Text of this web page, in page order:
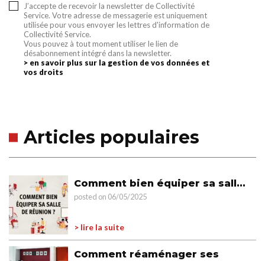
J’accepte de recevoir la newsletter de Collectivité
Service. Votre adresse de messagerie est uniquement
utilisée pour vous envoyer les lettres d'information de
Collectivité Service.
Vous pouvez à tout moment utiliser le lien de
désabonnement intégré dans la newsletter.
> en savoir plus sur la gestion de vos données et
vos droits
Articles populaires
Comment bien équiper sa sall...
posted on 06/05/2025
> lire la suite
Comment réaménager ses